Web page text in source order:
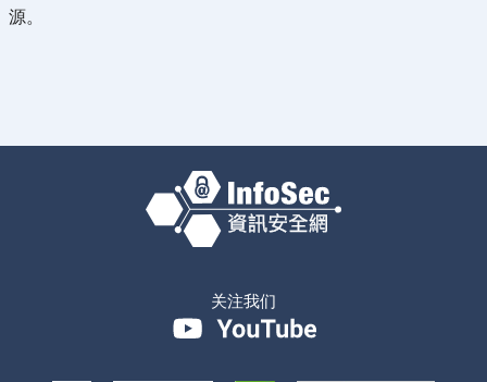
源。
关注我们